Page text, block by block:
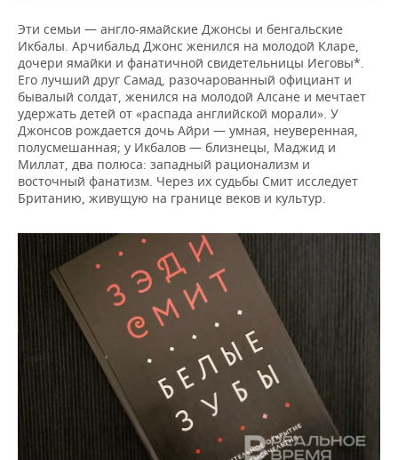
Эти семьи — англо-ямайские Джонсы и бенгальские
Икбалы. Арчибальд Джонс женился на молодой Кларе,
дочери ямайки и фанатичной свидетельницы Иеговы*.
Его лучший друг Самад, разочарованный официант и
бывалый солдат, женился на молодой Алсане и мечтает
удержать детей от «распада английской морали». У
Джонсов рождается дочь Айри — умная, неуверенная,
полусмешанная; у Икбалов — близнецы, Маджид и
Миллат, два полюса: западный рационализм и
восточный фанатизм. Через их судьбы Смит исследует
Британию, живущую на границе веков и культур.